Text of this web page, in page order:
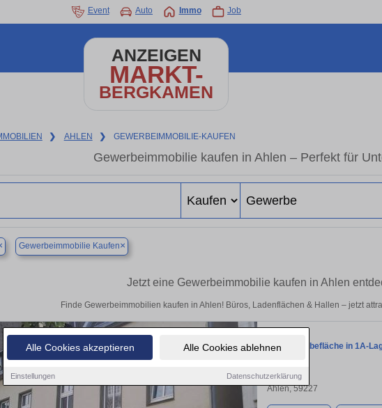
Alle Cookies akzeptieren Alle Cookies ablehnen
Einstellungen Datenschutzerklärung
Event Auto Immo Job
ANZEIGEN
MARKT-
BERGKAMEN
❯ AHLEN ❯ GEWERBEIMMOBILIE-KAUFEN
Gewerbeimmobilie kaufen in Ahlen – Perfekt für
Gewerbeimmobilie Kaufen×
Jetzt eine Gewerbeimmobilie kaufen in Ahlen
Finde Gewerbeimmobilien kaufen in Ahlen! Büros, Ladenflächen & Hallen – jetzt
+++ Gewerbefläche in 1A-
Ahlen, 59227